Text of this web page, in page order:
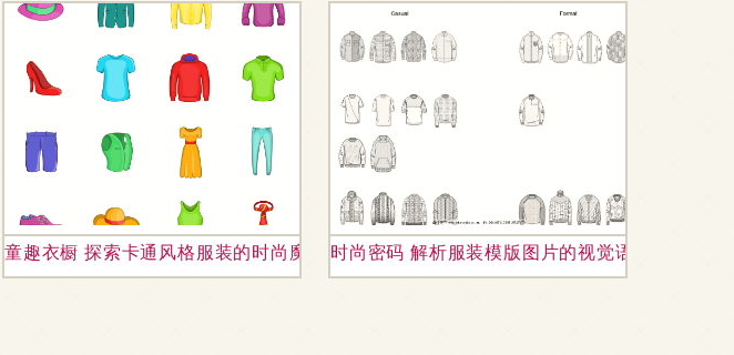
童趣衣橱 探索卡通风格服装的时尚魔力 时尚密码 解析服装模版图片的视觉语言